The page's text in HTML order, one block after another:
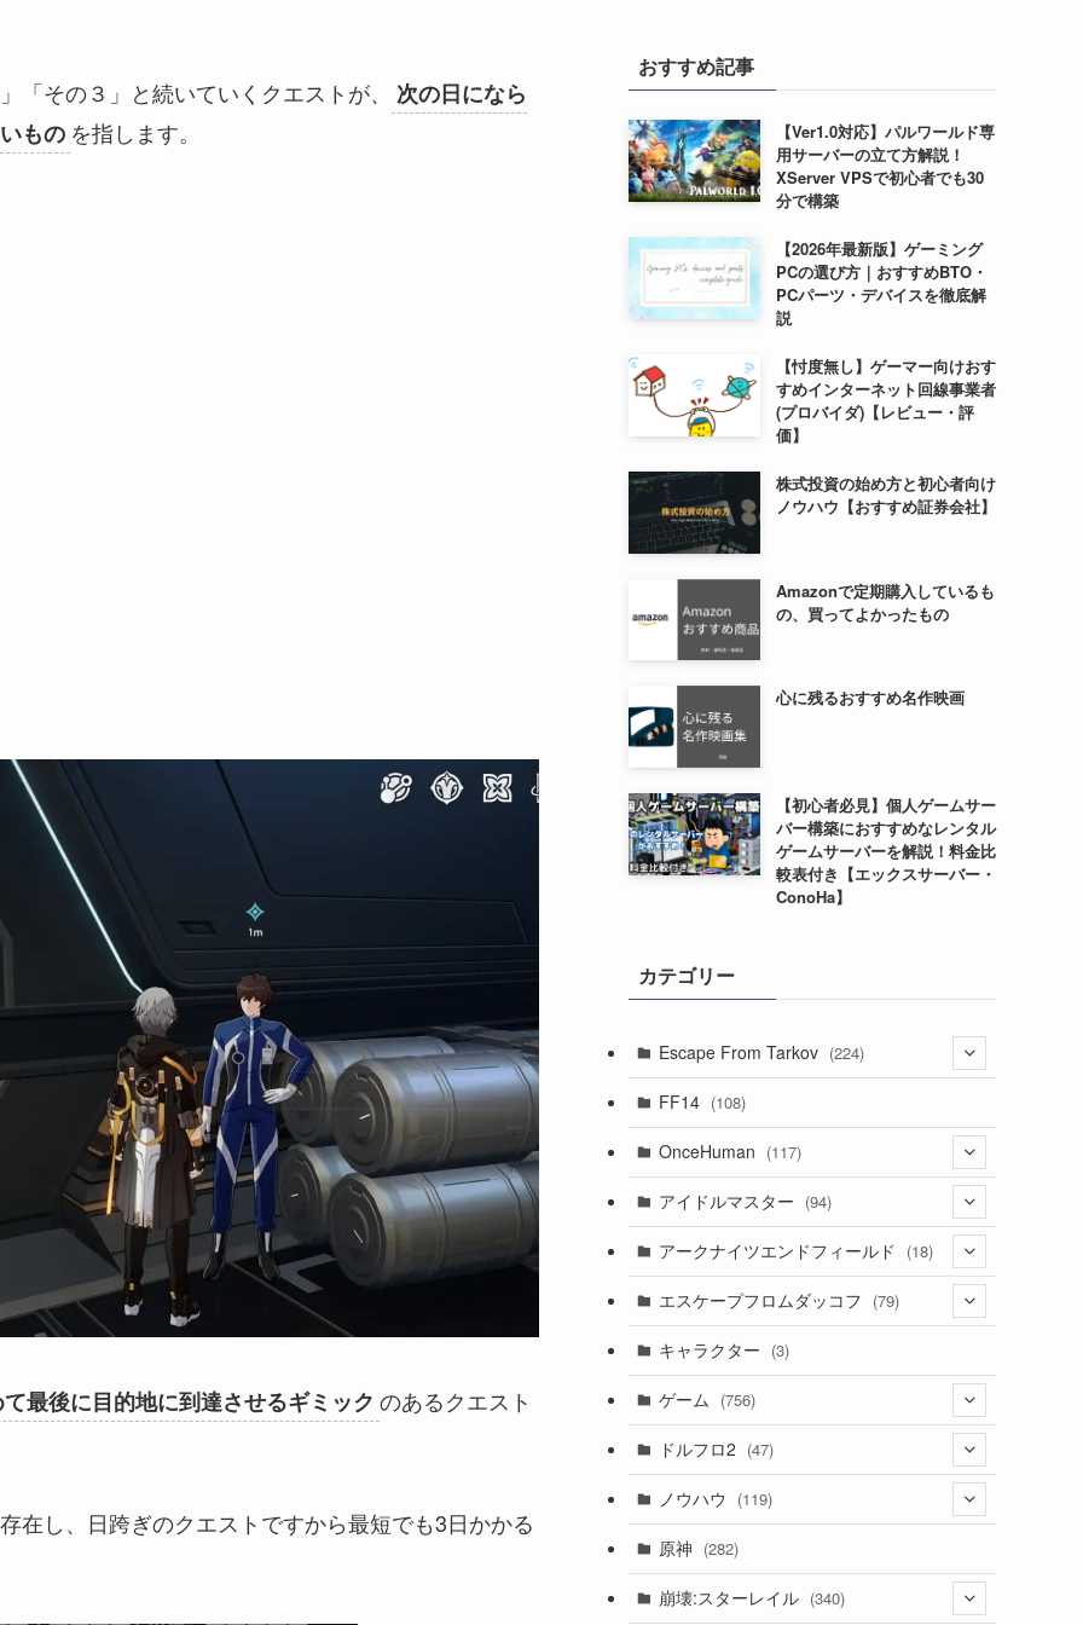
その３」と続いていくクエストが、
次の日になら
もの を指します。
最後に目的地に到達させるギミック のあるクエスト
在し、日跨ぎのクエストですから最短でも3日かかる
おすすめ記事
【Ver1.0対応】パルワールド専
用サーバーの立て方解説！
XServer VPSで初心者でも30
分で構築
【2026年最新版】ゲーミング
PCの選び方｜おすすめBTO・
PCパーツ・デバイスを徹底解
説
【忖度無し】ゲーマー向けおす
すめインターネット回線事業者
(プロバイダ)【レビュー・評
価】
株式投資の始め方と初心者向け
ノウハウ【おすすめ証券会社】
Amazonで定期購入しているも
の、買ってよかったもの
心に残るおすすめ名作映画
【初心者必見】個人ゲームサー
バー構築におすすめなレンタル
ゲームサーバーを解説！料金比
較表付き【エックスサーバー・
ConoHa】
カテゴリー
Escape From Tarkov (224)
(16)
(11)
(2)
(11)
(13)
(8)
FF14 (108)
OnceHuman (117)
(20)
(1)
(3)
アイドルマスター (94)
(71)
(17)
(4)
アークナイツエンドフィールド (18)
(14)
(1)
エスケープフロムダッコフ (79)
(62)
キャラクター (3)
ゲーム (756)
(4)
(11)
ドルフロ2 (47)
(3)
(1)
(42)
ノウハウ (119)
(14)
(4)
原神 (282)
崩壊:スターレイル (340)